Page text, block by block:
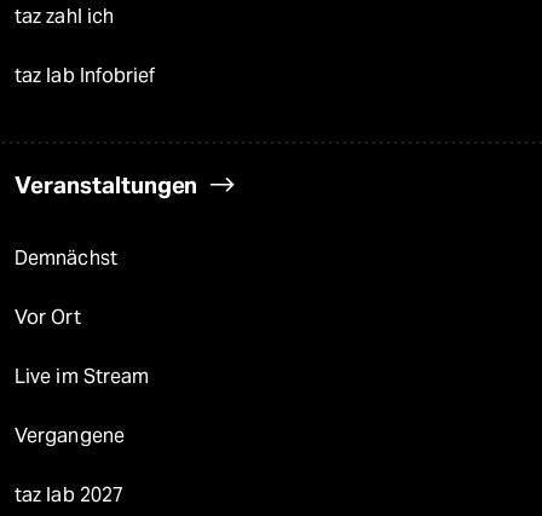
taz zahl ich
taz lab Infobrief
Veranstaltungen
Demnächst
Vor Ort
Live im Stream
Vergangene
taz lab 2027